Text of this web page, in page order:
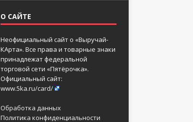
О САЙТЕ
Неофициальный сайт о «Выручай-
КАрта». Все права и товарные знаки
принадлежат федеральной
торговой сети «Пятёрочка».
Официальный сайт:
www.5ka.ru/card/
Обработка данных
Политика конфиденциальности